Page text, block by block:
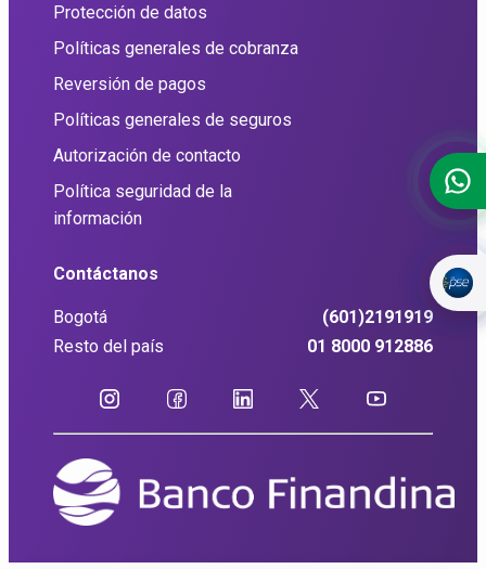
Protección de datos
Políticas generales de cobranza
Reversión de pagos
Políticas generales de seguros
Autorización de contacto
Política seguridad de la
información
Contáctanos
Bogotá
(601)2191919
Resto del país
01 8000 912886